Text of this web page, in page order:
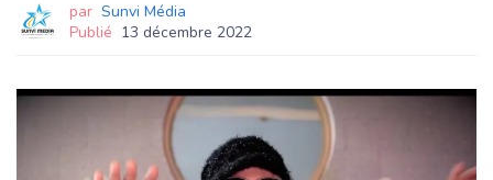
par Sunvi Média
Publié 13 décembre 2022